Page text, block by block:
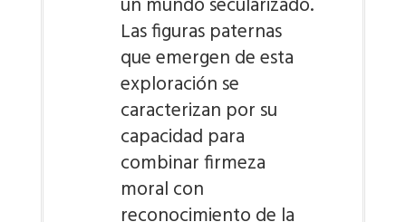
Las figuras paternas
que emergen de esta
exploración se
caracterizan por su
capacidad para
combinar firmeza
moral con